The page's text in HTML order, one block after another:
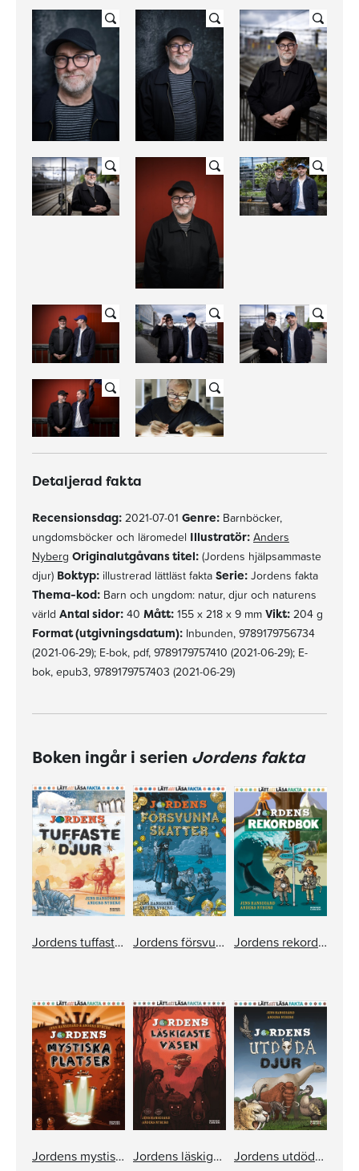
Detaljerad fakta
Recensionsdag: 2021-07-01 Genre: Barnböcker,
ungdomsböcker och läromedel Illustratör: Anders
Nyberg Originalutgåvans titel: (Jordens hjälpsammaste
djur) Boktyp: illustrerad lättläst fakta Serie: Jordens fakta
Thema-kod: Barn och ungdom: natur, djur och naturens
värld Antal sidor: 40 Mått: 155 x 218 x 9 mm Vikt: 204 g
Format (utgivningsdatum): Inbunden, 9789179756734
(2021-06-29); E-bok, pdf, 9789179757410 (2021-06-29); E-
bok, epub3, 9789179757403 (2021-06-29)
Boken ingår i serien Jordens fakta
Jordens tuffaste djur Jordens försvunna skatter Jordens rekordbok
Jordens mystiska platser Jordens läskigaste väsen Jordens utdöda djur